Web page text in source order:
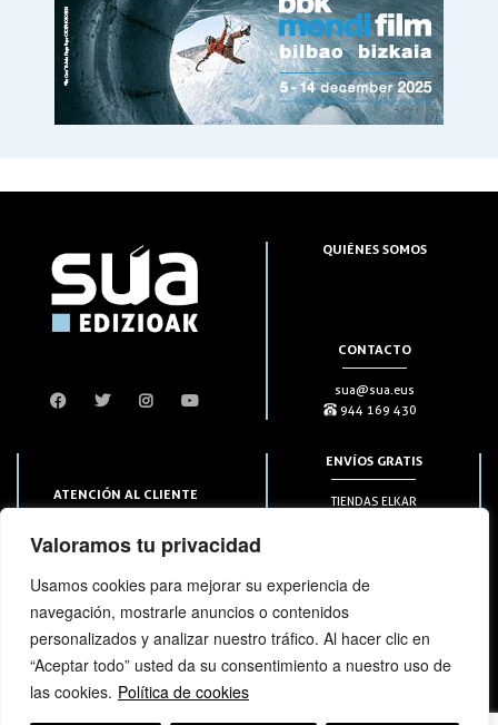
Valoramos tu privacidad
Usamos cookies para mejorar su experiencia de
navegación, mostrarle anuncios o contenidos
personalizados y analizar nuestro tráfico. Al hacer clic en
“Aceptar todo” usted da su consentimiento a nuestro uso de
las cookies. Política de cookies
QUIÉNES SOMOS
CONTACTO
sua@sua.eus
944 169 430
ATENCIÓN AL CLIENTE
944 169 430
SUSCRIPCIONES
ENVÍOS GRATIS
TIENDAS ELKAR